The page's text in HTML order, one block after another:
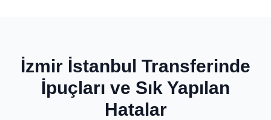
İzmir İstanbul Transferinde
İpuçları ve Sık Yapılan
Hatalar